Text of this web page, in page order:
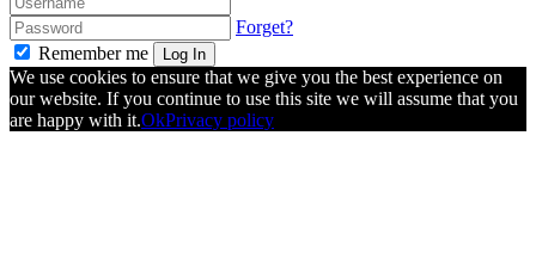
Forget?
Remember me
Log In
We use cookies to ensure that we give you the best experience on
our website. If you continue to use this site we will assume that you
are happy with it.OkPrivacy policy